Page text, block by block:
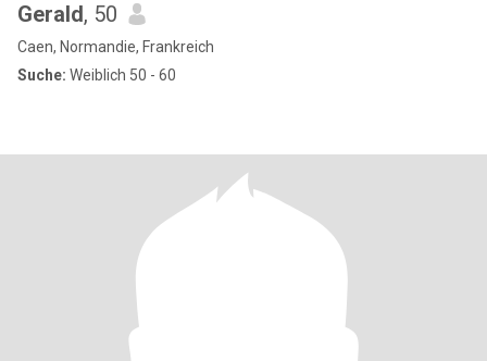
Gerald, 50
Caen, Normandie, Frankreich
Suche: Weiblich 50 - 60